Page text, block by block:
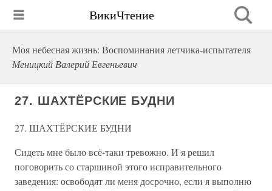
ВикиЧтение
Моя небесная жизнь: Воспоминания летчика-испытателя
Меницкий Валерий Евгеньевич
27. ШАХТЁРСКИЕ БУДНИ
27. ШАХТЁРСКИЕ БУДНИ
Сидеть мне было всё-таки тревожно. И я решил
поговорить со старшиной этого исправительного
заведения: освободят ли меня досрочно, если я выполню